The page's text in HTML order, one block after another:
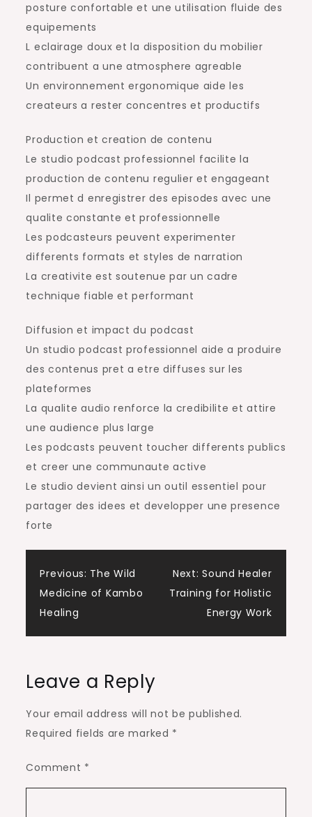
posture confortable et une utilisation fluide des
equipements
L eclairage doux et la disposition du mobilier
contribuent a une atmosphere agreable
Un environnement ergonomique aide les
createurs a rester concentres et productifs
Production et creation de contenu
Le studio podcast professionnel facilite la
production de contenu regulier et engageant
Il permet d enregistrer des episodes avec une
qualite constante et professionnelle
Les podcasteurs peuvent experimenter
differents formats et styles de narration
La creativite est soutenue par un cadre
technique fiable et performant
Diffusion et impact du podcast
Un studio podcast professionnel aide a produire
des contenus pret a etre diffuses sur les
plateformes
La qualite audio renforce la credibilite et attire
une audience plus large
Les podcasts peuvent toucher differents publics
et creer une communaute active
Le studio devient ainsi un outil essentiel pour
partager des idees et developper une presence
forte
Post
navigation
Previous: The Wild
Medicine of Kambo
Healing
Next: Sound Healer
Training for Holistic
Energy Work
Leave a Reply
Your email address will not be published.
Required fields are marked *
Comment *